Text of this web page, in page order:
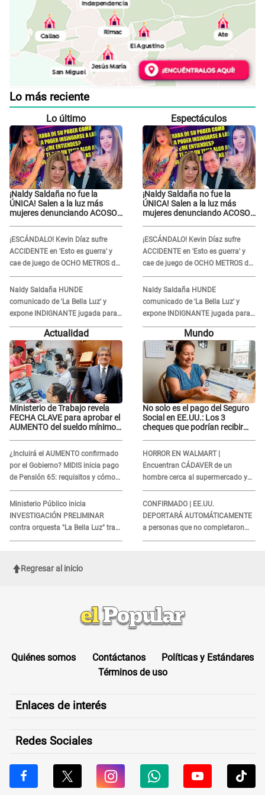
Lo más reciente
Lo último
¡Naldy Saldaña no fue la
ÚNICA! Salen a la luz más
mujeres denunciando ACOSO
¡ESCÁNDALO! Kevin Díaz sufre
ACCIDENTE en 'Esto es guerra' y
cae de juego de OCHO METROS de
altura: "La colchoneta se rompe..."
Naldy Saldaña HUNDE
comunicado de 'La Bella Luz' y
expone INDIGNANTE jugada para
DEFENDER a director: "Que he
tenido algo..."
Espectáculos
¡Naldy Saldaña no fue la
ÚNICA! Salen a la luz más
mujeres denunciando ACOSO
¡ESCÁNDALO! Kevin Díaz sufre
ACCIDENTE en 'Esto es guerra' y
cae de juego de OCHO METROS de
altura: "La colchoneta se rompe..."
Naldy Saldaña HUNDE
comunicado de 'La Bella Luz' y
expone INDIGNANTE jugada para
DEFENDER a director: "Que he
tenido algo..."
Actualidad
Ministerio de Trabajo revela
FECHA CLAVE para aprobar el
AUMENTO del sueldo mínimo:
¿Incluirá el AUMENTO confirmado
por el Gobierno? MIDIS inicia pago
de Pensión 65: requisitos y cómo
obtener el beneficio economico
Ministerio Público inicia
INVESTIGACIÓN PRELIMINAR
contra orquesta "La Bella Luz" tras
DENUNCIA de Naldy Saldaña
Mundo
No solo es el pago del Seguro
Social en EE.UU.: Los 3
cheques que podrían recibir
HORROR EN WALMART |
Encuentran CÁDAVER de un
hombre cerca al supermercado y
esto reveló la autopsia que le
realizaron
CONFIRMADO | EE.UU.
DEPORTARÁ AUTOMÁTICAMENTE
a personas que no completaron
este formulario clave
Regresar al inicio
Quiénes somos Contáctanos
Políticas y Estándares
Términos de uso
Enlaces de interés
Redes Sociales